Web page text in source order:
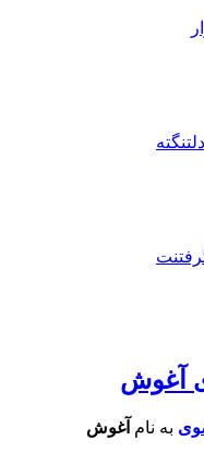
آغوش
به نام آغوش